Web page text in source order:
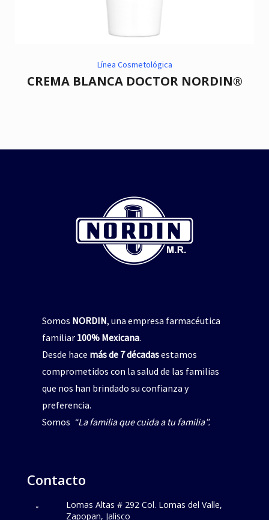
Línea Cosmetológica
CREMA BLANCA DOCTOR NORDIN®
Somos NORDIN, una empresa farmacéutica
familiar 100% Mexicana.
Desde hace más de 7 décadasestamos
comprometidos con la salud de las familias
que nos han brindado su confianza y
preferencia.
Somos “La familia que cuida a tu familia”.
Contacto
Lomas Altas # 292 Col. Lomas del Valle,
Zapopan, Jalisco